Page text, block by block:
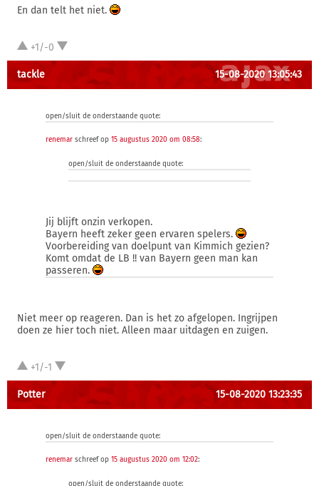
En dan telt het niet.
+1/-0
tackle 15-08-2020 13:05:43
open/sluit de onderstaande quote:
renemar schreef op 15 augustus 2020 om 08:58:
open/sluit de onderstaande quote:
Jij blijft onzin verkopen.
Bayern heeft zeker geen ervaren spelers.
Voorbereiding van doelpunt van Kimmich gezien?
Komt omdat de LB !! van Bayern geen man kan
passeren.
Niet meer op reageren. Dan is het zo afgelopen. Ingrijpen
doen ze hier toch niet. Alleen maar uitdagen en zuigen.
+1/-1
Potter 15-08-2020 13:23:35
open/sluit de onderstaande quote:
renemar schreef op 15 augustus 2020 om 12:02:
open/sluit de onderstaande quote: